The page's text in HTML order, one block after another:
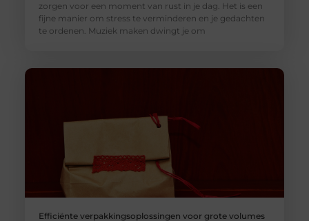
zorgen voor een moment van rust in je dag. Het is een
fijne manier om stress te verminderen en je gedachten
te ordenen. Muziek maken dwingt je om
Efficiënte verpakkingsoplossingen voor grote volumes